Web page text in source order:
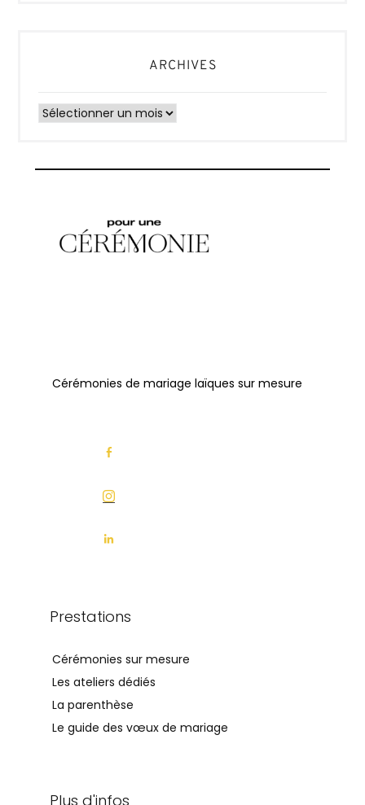
ARCHIVES
Archives
Cérémonies de mariage laïques sur mesure
Prestations
Cérémonies sur mesure
Les ateliers dédiés
La parenthèse
Le guide des vœux de mariage
Plus d'infos